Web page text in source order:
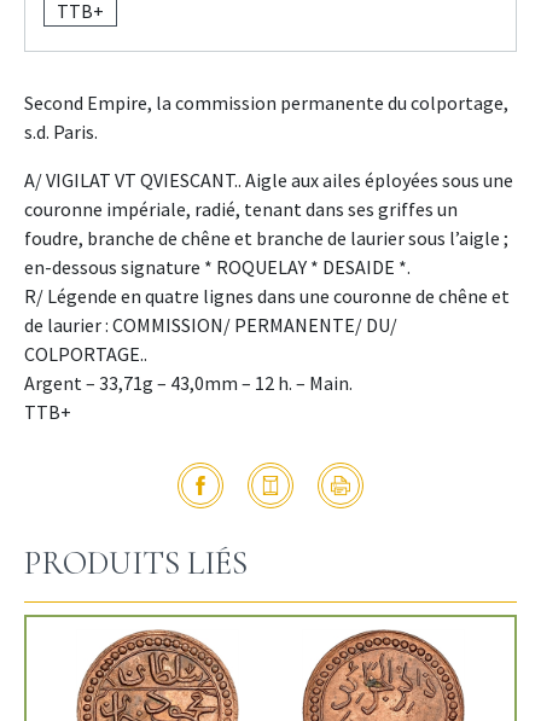
TTB+
Second Empire, la commission permanente du colportage,
s.d. Paris.
A/ VIGILAT VT QVIESCANT.. Aigle aux ailes éployées sous une
couronne impériale, radié, tenant dans ses griffes un
foudre, branche de chêne et branche de laurier sous l’aigle ;
en-dessous signature * ROQUELAY * DESAIDE *.
R/ Légende en quatre lignes dans une couronne de chêne et
de laurier : COMMISSION/ PERMANENTE/ DU/
COLPORTAGE..
Argent – 33,71g – 43,0mm – 12 h. – Main.
TTB+
PRODUITS LIÉS